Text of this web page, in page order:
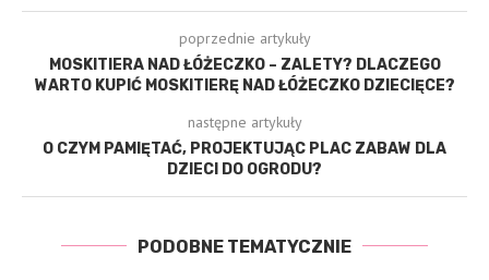
poprzednie artykuły
MOSKITIERA NAD ŁÓŻECZKO – ZALETY? DLACZEGO
WARTO KUPIĆ MOSKITIERĘ NAD ŁÓŻECZKO DZIECIĘCE?
następne artykuły
O CZYM PAMIĘTAĆ, PROJEKTUJĄC PLAC ZABAW DLA
DZIECI DO OGRODU?
PODOBNE TEMATYCZNIE